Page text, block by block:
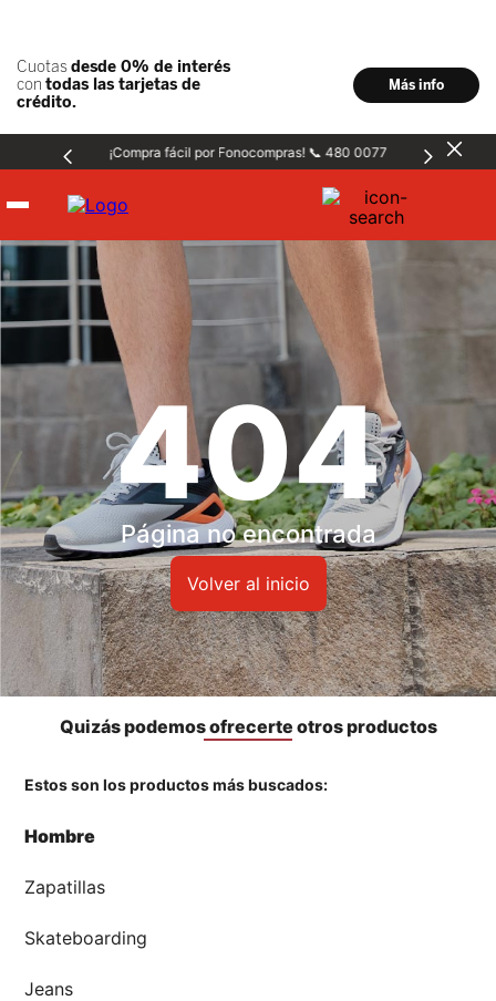
¡Compra fácil por Fonocompras! 📞 480 0077
Hombre
Mujer
Niños
Accesorios
🏃‍♀️🏃‍♂️ Zona del Hincha
👀 Lo Nuevo
🤑 Zona Outlet
Tiendas
404
Página no encontrada
Volver al inicio
Quizás podemos ofrecerte otros productos
Estos son los productos más buscados:
Hombre
Zapatillas
Skateboarding
Jeans